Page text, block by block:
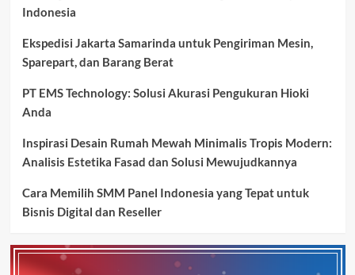
Indonesia
Ekspedisi Jakarta Samarinda untuk Pengiriman Mesin,
Sparepart, dan Barang Berat
PT EMS Technology: Solusi Akurasi Pengukuran Hioki
Anda
Inspirasi Desain Rumah Mewah Minimalis Tropis Modern:
Analisis Estetika Fasad dan Solusi Mewujudkannya
Cara Memilih SMM Panel Indonesia yang Tepat untuk
Bisnis Digital dan Reseller